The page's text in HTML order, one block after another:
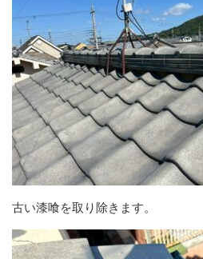
古い漆喰を取り除きます。